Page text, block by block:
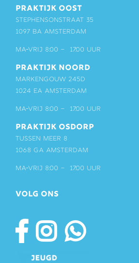
PRAKTIJK OOST
Stephensonstraat 35
1097 BA Amsterdam
ma-vrij 8:00 – 17:00 uur
PRAKTIJK NOORD
Markengouw 245D
1024 EA Amsterdam
ma-vrij 8:00 – 17:00 uur
PRAKTIJK OSDORP
Tussen Meer 8
1068 GA Amsterdam
ma-vrij 8:00 – 17:00 uur
VOLG ONS